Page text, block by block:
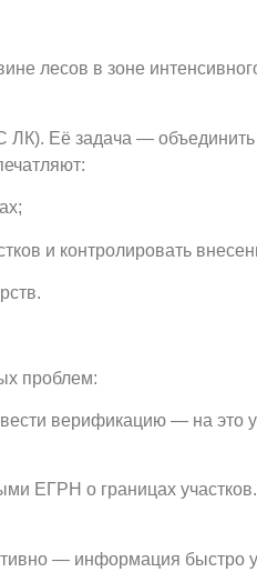
лесов в зоне
ЛК). Её задача —
и контролировать
проблем:
верификацию — на это
ЕГРН о границах
— информация быстро